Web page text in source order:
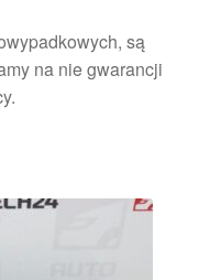
są
na nie gwarancji